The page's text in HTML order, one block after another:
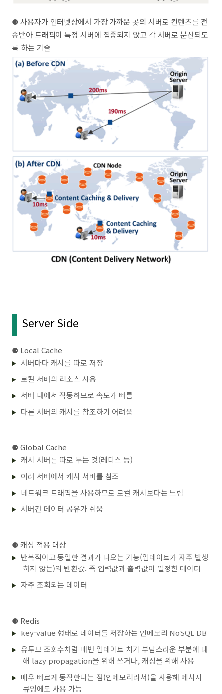
⚈사용자가 인터넷상에서 가장 가까운 곳의 서버로 컨텐츠를 전
송받아 트래픽이 특정 서버에 집중되지 않고 각 서버로 분산되도
록 하는 기술
Server Side
⚈ Local Cache
서버마다 캐시를 따로 저장
로컬 서버의 리소스 사용
서버 내에서 작동하므로 속도가 빠름
다른 서버의 캐시를 참조하기 어려움
⚈Global Cache
캐시 서버를 따로 두는 것(레디스 등)
여러 서버에서 캐시 서버를 참조
네트워크 트래픽을 사용하므로 로컬 캐시보다는 느림
서버간 데이터 공유가 쉬움
⚈캐싱 적용 대상
반복적이고 동일한 결과가 나오는 기능(업데이트가 자주 발생
하지 않는)의 반환값. 즉 입력값과 출력값이 일정한 데이터
자주 조회되는 데이터
⚈ Redis
key-value 형태로 데이터를 저장하는 인메모리 NoSQL DB
유투브 조회수처럼 매번 업데이트 치기 부담스러운 부분에 대
해 lazy propagation을 위해 쓰거나, 캐싱을 위해 사용
매우 빠르게 동작한다는 점(인메모리라서)을 사용해 메시지
큐잉에도 사용 가능